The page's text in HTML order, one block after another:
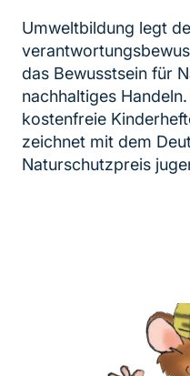
Umweltbildung legt
das Bewusstsein für
nachhaltiges
kostenfreie
zeichnet mit dem
Naturschutzpreis
weiterführender